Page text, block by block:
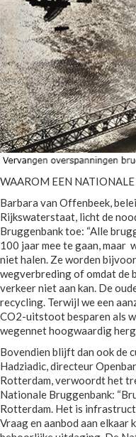
WAAROM EEN
Barbara van Offenbeek,
Rijkswaterstaat, licht de
Bruggenbank toe: “Alle
100 jaar mee te gaan, maar
niet halen. Ze worden
wegverbreding of omdat de
verkeer niet aan kan. De
recycling. Terwijl we een
CO2-uitstoot besparen als
wegennet hoogwaardig
Bovendien blijft dan ook de
Hadziadic, directeur
Rotterdam, verwoordt het
Nationale Bruggenbank:
Rotterdam. Het is
Vraag en aanbod aan elkaar